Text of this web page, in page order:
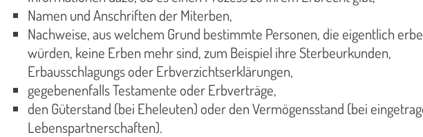
Namen und Anschriften der Miterben,
Nachweise, aus welchem Grund bestimmte Personen, die eigentlich
würden, keine Erben mehr sind, zum Beispiel ihre Sterbeurkunden,
Erbausschlagungs oder Erbverzichtserklärungen,
gegebenenfalls Testamente oder Erbverträge,
den Güterstand (bei Eheleuten) oder den Vermögensstand (bei
Lebenspartnerschaften).